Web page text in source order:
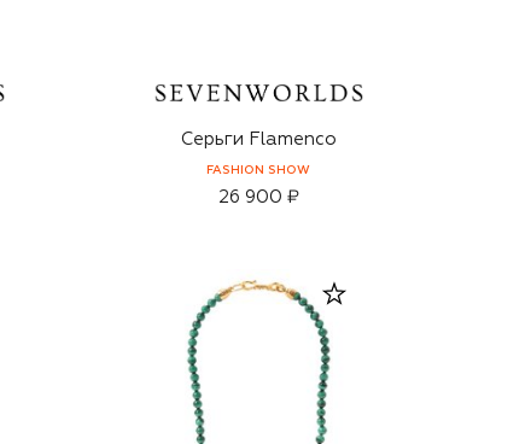
Серьги Flamenco
FASHION SHOW
26 900 ₽